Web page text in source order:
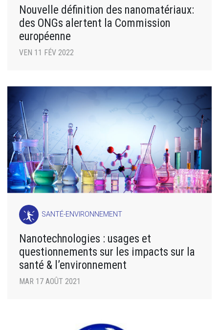
Nouvelle définition des nanomatériaux:
des ONGs alertent la Commission
européenne
VEN 11 FÉV 2022
SANTÉ-ENVIRONNEMENT
Nanotechnologies : usages et
questionnements sur les impacts sur la
santé & l’environnement
MAR 17 AOÛT 2021